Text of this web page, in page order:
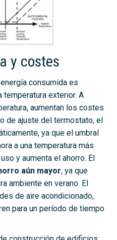
y costes
consumida es
exterior. A
aumentan los costes
de ajuste del termostato, el
ya que el umbral
a una temperatura más
y aumenta el ahorro. El
aún mayor, ya que
ambiente en verano. El
de aire acondicionado,
para un período de tiempo